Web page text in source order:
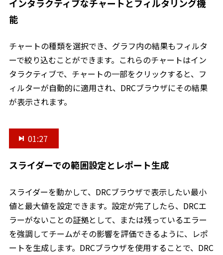
インタラクティブなチャートとフィルタリング機
能
チャートの種類を選択でき、グラフ内の結果もフィルタ
ーで絞り込むことができます。これらのチャートはイン
タラクティブで、チャートの一部をクリックすると、フ
ィルターが自動的に適用され、DRCブラウザにその結果
が表示されます。
01:27
スライダーでの範囲設定とレポート生成
スライダーを動かして、DRCブラウザで表示したい最小
値と最大値を設定できます。設定が完了したら、DRCエ
ラーがないことの証拠として、または残っているエラー
を強調してチームがその影響を評価できるように、レポ
ートを生成します。DRCブラウザを使用することで、DRC